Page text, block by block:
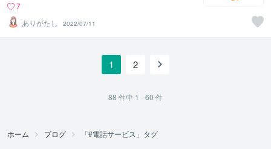
7
ありがたし
2022/07/11
1 2
88 件中 1 - 60 件
ホーム ブログ 「#電話サービス」タグ